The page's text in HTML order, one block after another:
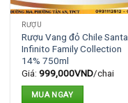
RƯỢU
Rượu Vang đỏ Chile Santa
Infinito Family Collection
14% 750ml
Giá: 999,000VND/chai
MUA NGAY